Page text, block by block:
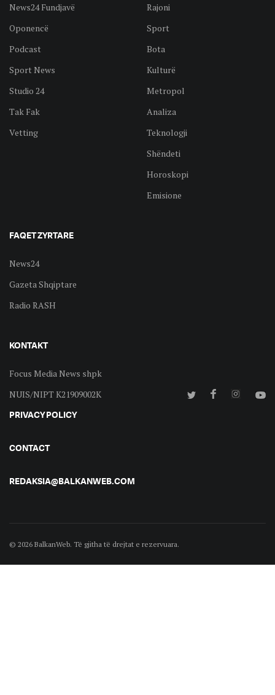
News24 Fundjavë
Oponencë
Podcast
Sport News
Studio 24
Tak Fak
Vetting
Rajoni
Sport
Bota
Kulturë
Metropol
Analiza
Teknologji
Shëndeti
Horoskopi
Emisione
FAQET ZYRTARE
News24
Gazeta Shqiptare
Radio RASH
KONTAKT
Focus Media News shpk
NUIS/NIPT K21909002K
PRIVACY POLICY
CONTACT
REDAKSIA@BALKANWEB.COM
© 2026 BalkanWeb. Të gjitha të drejtat e rezervuara.